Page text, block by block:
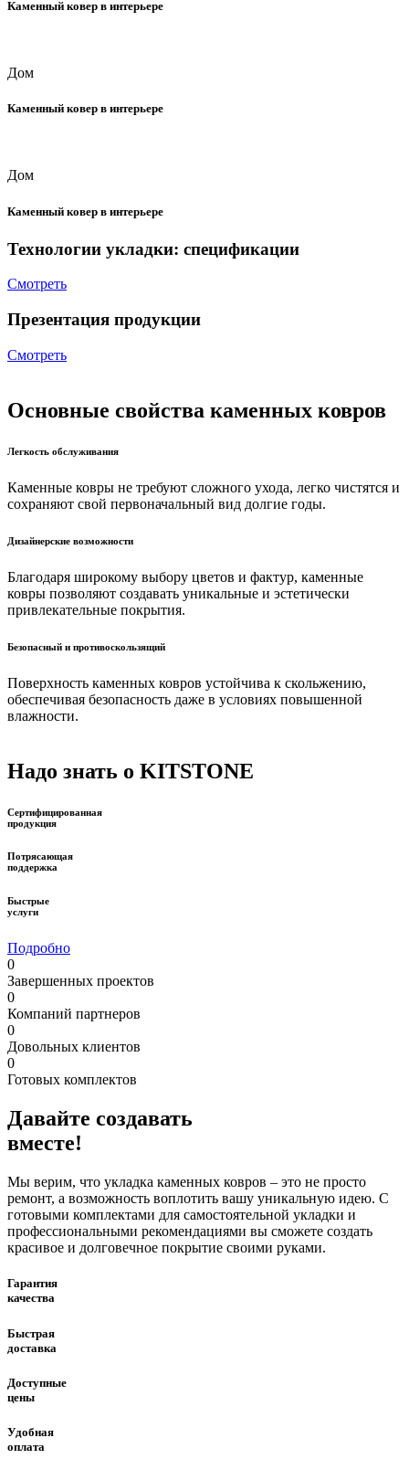
Каменный ковер в интерьере
Дом
Каменный ковер в интерьере
Дом
Каменный ковер в интерьере
Технологии укладки: спецификации
Смотреть
Презентация продукции
Смотреть
Основные свойства каменных ковров
Легкость обслуживания
Каменные ковры не требуют сложного ухода, легко чистятся и
сохраняют свой первоначальный вид долгие годы.
Дизайнерские возможности
Благодаря широкому выбору цветов и фактур, каменные
ковры позволяют создавать уникальные и эстетически
привлекательные покрытия.
Безопасный и противоскользящий
Поверхность каменных ковров устойчива к скольжению,
обеспечивая безопасность даже в условиях повышенной
влажности.
Надо знать о KITSTONE
Сертифицированная
продукция
Потрясающая
поддержка
Быстрые
услуги
Подробно
0
Завершенных проектов
0
Компаний партнеров
0
Довольных клиентов
0
Готовых комплектов
Давайте создавать
вместе!
Мы верим, что укладка каменных ковров – это не просто
ремонт, а возможность воплотить вашу уникальную идею. С
готовыми комплектами для самостоятельной укладки и
профессиональными рекомендациями вы сможете создать
красивое и долговечное покрытие своими руками.
Гарантия
качества
Быстрая
доставка
Доступные
цены
Удобная
оплата